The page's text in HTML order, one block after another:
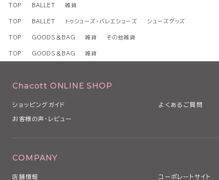
TOP BALLET 雑貨
TOP BALLET トゥシューズ・バレエシューズ シューズグッズ
TOP GOODS＆BAG 雑貨 その他雑貨
TOP GOODS＆BAG 雑貨
Chacott ONLINE SHOP
ショッピングガイド よくあるご質問
お客様の声・レビュー
COMPANY
店舗情報 コーポレートサイト